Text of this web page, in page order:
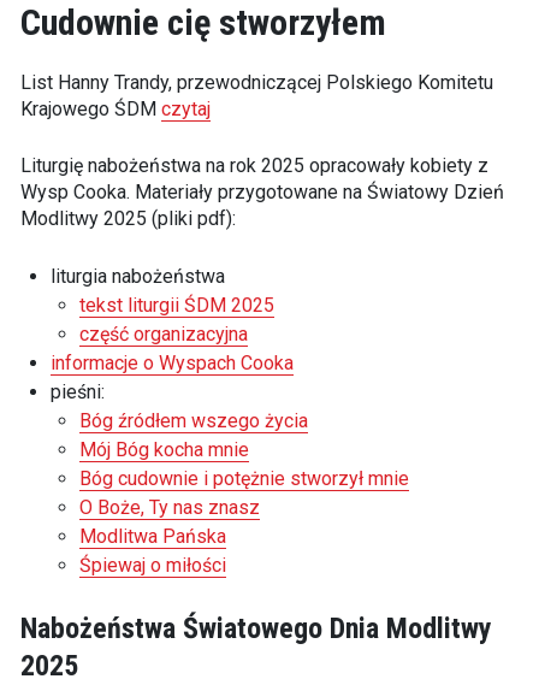
Cudownie cię stworzyłem
List Hanny Trandy, przewodniczącej Polskiego Komitetu
Krajowego ŚDM czytaj
Liturgię nabożeństwa na rok 2025 opracowały kobiety z
Wysp Cooka. Materiały przygotowane na Światowy Dzień
Modlitwy 2025 (pliki pdf):
liturgia nabożeństwa
tekst liturgii ŚDM 2025
część organizacyjna
informacje o Wyspach Cooka
pieśni:
Bóg źródłem wszego życia
Mój Bóg kocha mnie
Bóg cudownie i potężnie stworzył mnie
O Boże, Ty nas znasz
Modlitwa Pańska
Śpiewaj o miłości
Nabożeństwa Światowego Dnia Modlitwy
2025